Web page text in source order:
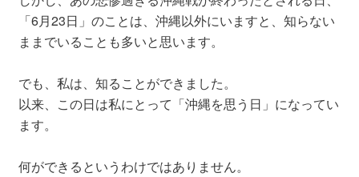
「6月23日」のことは、沖縄以外にいますと、知らない
ままでいることも多いと思います。
でも、私は、知ることができました。
以来、この日は私にとって「沖縄を思う日」になってい
ます。
何ができるというわけではありません。